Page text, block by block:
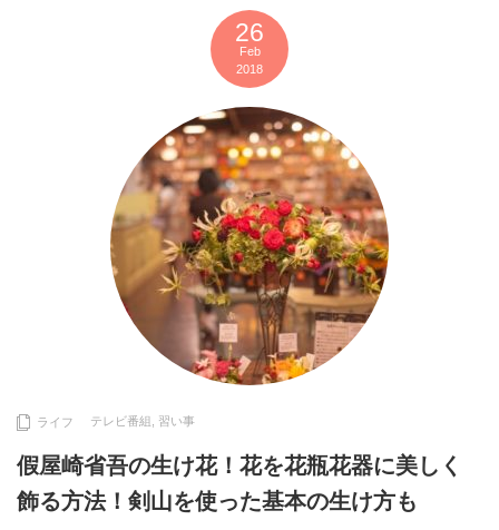
26
Feb
2018
ライフ テレビ番組 習い事
假屋崎省吾の生け花！花を花瓶花器に美しく
飾る方法！剣山を使った基本の生け方も